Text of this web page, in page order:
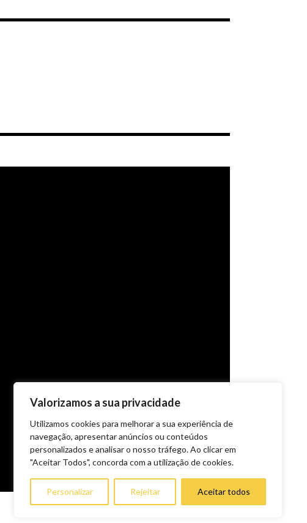
Valorizamos a sua privacidade
Utilizamos cookies para melhorar a sua experiência de
navegação, apresentar anúncios ou conteúdos
personalizados e analisar o nosso tráfego. Ao clicar em
"Aceitar Todos", concorda com a utilização de cookies.
Personalizar Rejeitar Aceitar todos